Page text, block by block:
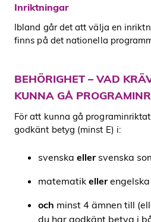
Inriktningar
Ibland går det att välja en
finns på det nationella
BEHÖRIGHET – VAD
KUNNA GÅ
För att kunna gå
godkänt betyg (minst E) i:
svenska ellersvenska
matematik ellerengelska
och minst 4 ämnen till
du har godkänt betyg i